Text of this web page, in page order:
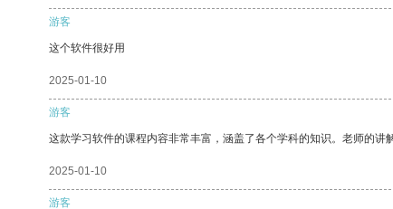
游客
这个软件很好用
2025-01-10
游客
这款学习软件的课程内容非常丰富，涵盖了各个学科的知识。老师的讲
2025-01-10
游客